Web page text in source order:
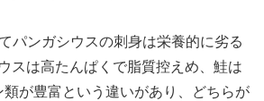
パンガシウスの刺身は栄養的に劣る
スは高たんぱくで脂質控えめ、鮭は
類が豊富という違いがあり、どちらが